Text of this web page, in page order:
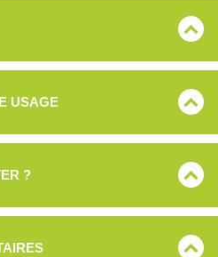
USAGE
?